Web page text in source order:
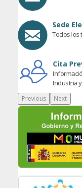
Sede
Todos los
Cita
Industria
Previous Next